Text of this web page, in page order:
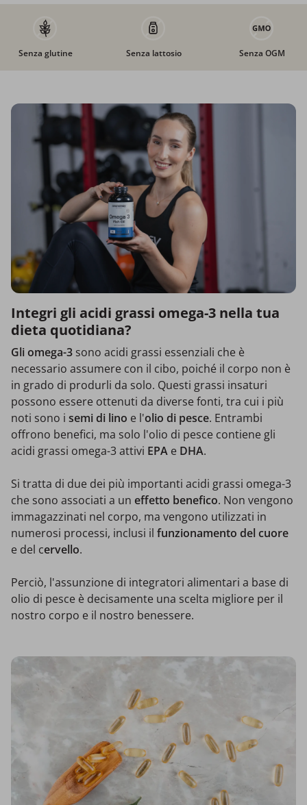
Senza glutine Senza lattosio Senza OGM
Integri gli acidi grassi omega-3 nella tua
dieta quotidiana?
Gli omega-3 sono acidi grassi essenziali che è
necessario assumere con il cibo, poiché il corpo non è
in grado di produrli da solo. Questi grassi insaturi
possono essere ottenuti da diverse fonti, tra cui i più
noti sono i semi di lino e l'olio di pesce. Entrambi
offrono benefici, ma solo l'olio di pesce contiene gli
acidi grassi omega-3 attivi EPA e DHA.
Si tratta di due dei più importanti acidi grassi omega-3
che sono associati a un effetto benefico. Non vengono
immagazzinati nel corpo, ma vengono utilizzati in
numerosi processi, inclusi il funzionamento del cuore
e del cervello.
Perciò, l'assunzione di integratori alimentari a base di
olio di pesce è decisamente una scelta migliore per il
nostro corpo e il nostro benessere.